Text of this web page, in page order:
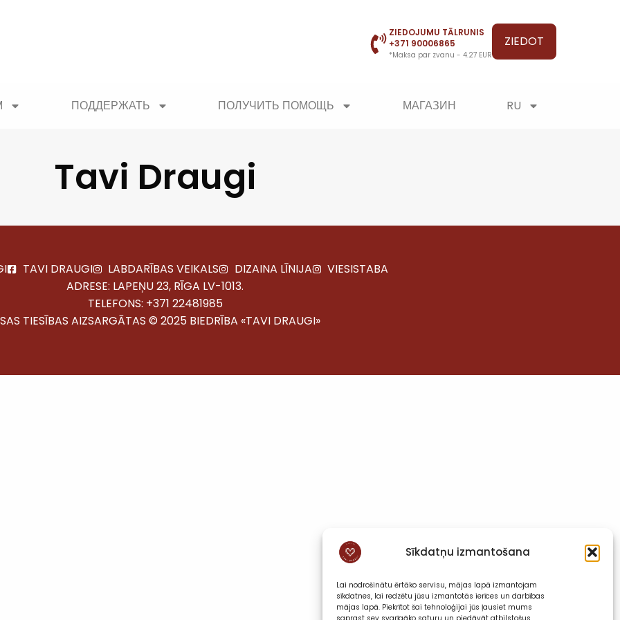
Sīkdatņu izmantošana
Lai nodrošinātu ērtāko servisu, mājas lapā izmantojam
sīkdatnes, lai redzētu jūsu izmantotās ierīces un darbības
mājas lapā. Piekrītot šai tehnoloģijai jūs ļausiet mums
ZIEDOJUMU TĀLRUNIS
+371 90006865
*Maksa par zvanu - 4.27 EUR
ZIEDOT
ПОДДЕРЖАТЬ ПОЛУЧИТЬ ПОМОЩЬ МАГАЗИН RU
Tavi Draugi
TAVI DRAUGI LABDARĪBAS VEIKALS DIZAINA LĪNIJA
VIESISTABA
ADRESE: LAPEŅU 23, RĪGA LV-1013.
TELEFONS: +371 22481985
TIESĪBAS AIZSARGĀTAS © 2025 BIEDRĪBA «TAVI DRAUGI»